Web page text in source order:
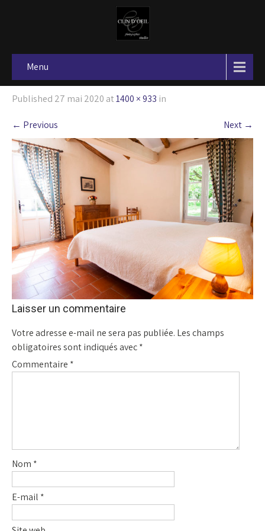
Menu
Published 27 mai 2020 at1400 × 933 in
← Previous Next →
Laisser un commentaire
Votre adresse e-mail ne sera pas publiée. Les champs
obligatoires sont indiqués avec*
Commentaire *
Nom *
E-mail *